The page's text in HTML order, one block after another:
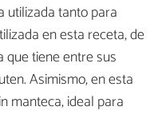
utilizada tanto para
en esta receta, de
que tiene entre sus
Asimismo, en esta
manteca, ideal para